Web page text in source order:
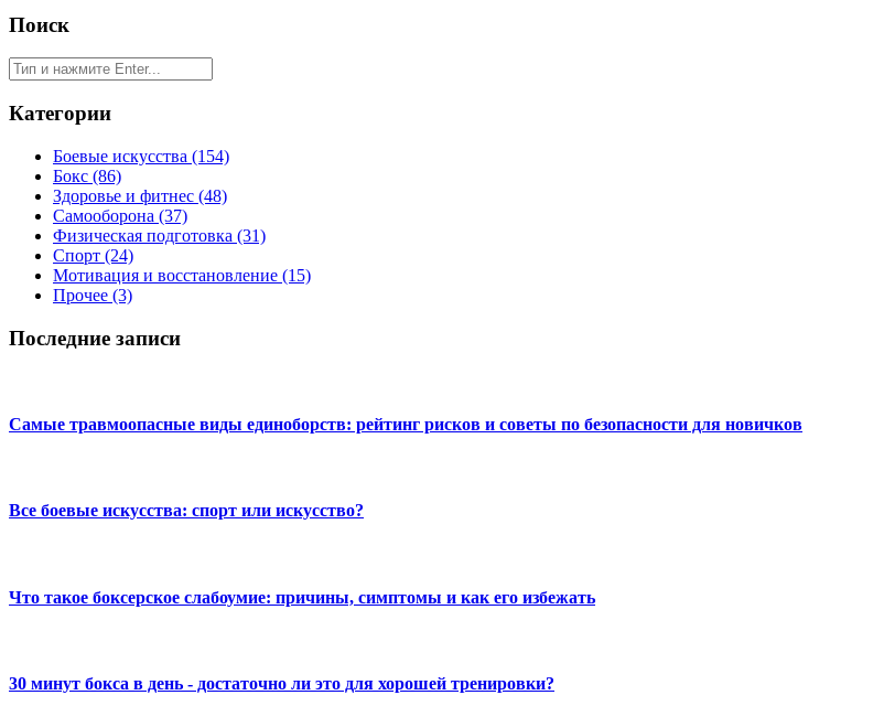
Поиск
Категории
Боевые искусства (154)
Бокс (86)
Здоровье и фитнес (48)
Самооборона (37)
Физическая подготовка (31)
Спорт (24)
Мотивация и восстановление (15)
Прочее (3)
Последние записи
Самые травмоопасные виды единоборств: рейтинг рисков и советы по безопасности для новичков
Все боевые искусства: спорт или искусство?
Что такое боксерское слабоумие: причины, симптомы и как его избежать
30 минут бокса в день - достаточно ли это для хорошей тренировки?